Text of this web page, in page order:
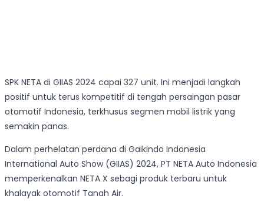
SPK NETA di GIIAS 2024 capai 327 unit. Ini menjadi langkah
positif untuk terus kompetitif di tengah persaingan pasar
otomotif Indonesia, terkhusus segmen mobil listrik yang
semakin panas.
Dalam perhelatan perdana di Gaikindo Indonesia
International Auto Show (GIIAS) 2024, PT NETA Auto Indonesia
memperkenalkan NETA X sebagi produk terbaru untuk
khalayak otomotif Tanah Air.